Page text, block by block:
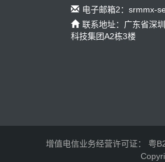
电子邮箱2：srmmx-
联系地址：广东省深
科技集团A2栋3楼
增值电信业务经营许可证： 粤